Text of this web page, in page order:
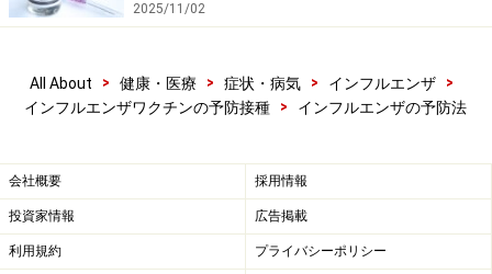
捨てずに、ビニール袋に包んで捨てるようにしましょ
着している可能性が高いです。状況によりますが、あち
こち触る前に手洗いして手に付着したウイルスを洗い流
2025/11/02
All About > 健康・医療 > 症状・病気 > インフルエンザ
>
インフルエンザワクチンの予防接種
> インフルエンザの予防法
会社概要 採用情報
投資家情報 広告掲載
利用規約 プライバシーポリシー